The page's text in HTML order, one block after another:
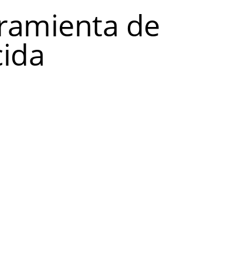
de